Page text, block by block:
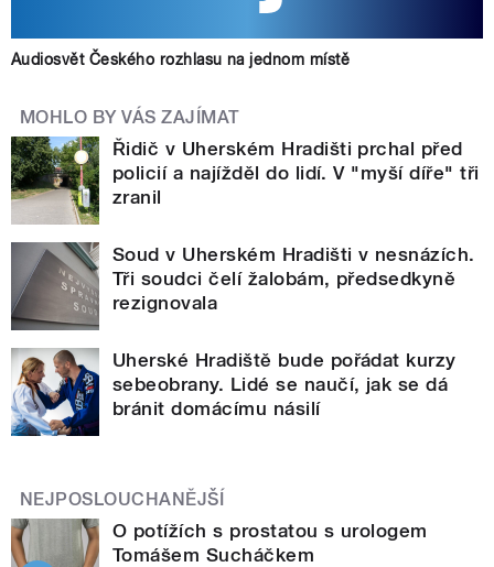
Audiosvět Českého rozhlasu na jednom místě
MOHLO BY VÁS ZAJÍMAT
Řidič v Uherském Hradišti prchal před
policií a najížděl do lidí. V "myší díře" tři
zranil
Soud v Uherském Hradišti v nesnázích.
Tři soudci čelí žalobám, předsedkyně
rezignovala
Uherské Hradiště bude pořádat kurzy
sebeobrany. Lidé se naučí, jak se dá
bránit domácímu násilí
NEJPOSLOUCHANĚJŠÍ
O potížích s prostatou s urologem
Tomášem Sucháčkem